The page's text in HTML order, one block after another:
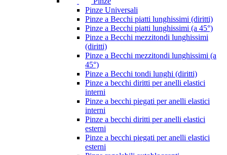
Pinze Universali
Pinze a Becchi piatti lunghissimi (diritti)
Pinze a Becchi piatti lunghissimi (a 45°)
Pinze a Becchi mezzitondi lunghissimi
(diritti)
Pinze a Becchi mezzitondi lunghissimi (a
45°)
Pinze a Becchi tondi lunghi (diritti)
Pinze a becchi diritti per anelli elastici
interni
Pinze a becchi piegati per anelli elastici
interni
Pinze a becchi diritti per anelli elastici
esterni
Pinze a becchi piegati per anelli elastici
esterni